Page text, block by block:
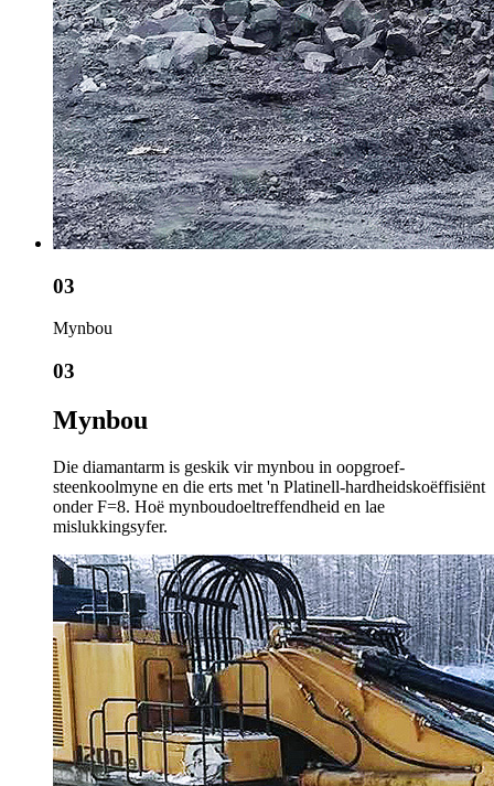
03
Mynbou
03
Mynbou
Die diamantarm is geskik vir mynbou in oopgroef-
steenkoolmyne en die erts met 'n Platinell-hardheidskoëffisiënt
onder F=8. Hoë mynboudoeltreffendheid en lae
mislukkingsyfer.